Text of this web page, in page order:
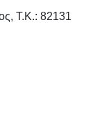
Τ.Κ.: 82131